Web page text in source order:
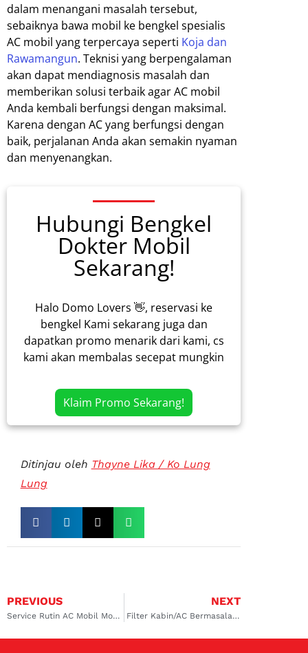
dalam menangani masalah tersebut,
sebaiknya bawa mobil ke bengkel spesialis
AC mobil yang terpercaya seperti Koja dan
Rawamangun. Teknisi yang berpengalaman
akan dapat mendiagnosis masalah dan
memberikan solusi terbaik agar AC mobil
Anda kembali berfungsi dengan maksimal.
Karena dengan AC yang berfungsi dengan
baik, perjalanan Anda akan semakin nyaman
dan menyenangkan.
Hubungi Bengkel
Dokter Mobil
Sekarang!
Halo Domo Lovers 👋, reservasi ke
bengkel Kami sekarang juga dan
dapatkan promo menarik dari kami, cs
kami akan membalas secepat mungkin
Klaim Promo Sekarang!
Ditinjau oleh Thayne Lika / Ko Lung
Lung
PREVIOUS
Service Rutin AC Mobil Mobilio Kalimalang, Pilihan Terbaik untuk Performa Optimal
NEXT
Filter Kabin/AC Bermasalah? Segera Pergi ke Bengkel Ganti Filter AC Mobil Kelapa Gading dan Cempaka Putih